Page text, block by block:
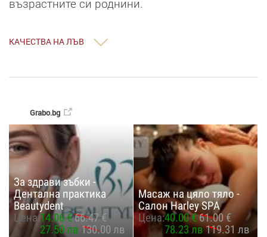
възрастните си роднини.
КАЧЕСТВА НА ЛЪВ
Grabo.bg
За здрави зъбки -
Дентална практика
Beautydent
Цена:14.06 €66.47 €
27.50 лв 130.00 лв
Масаж на цяло тяло -
Салон Harley SPA
Цена:40.00 €61.00 €
78.23 лв119.31 лв